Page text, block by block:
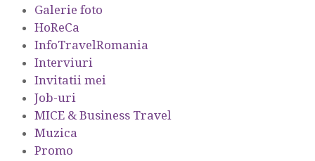
Galerie foto
HoReCa
InfoTravelRomania
Interviuri
Invitatii mei
Job-uri
MICE & Business Travel
Muzica
Promo